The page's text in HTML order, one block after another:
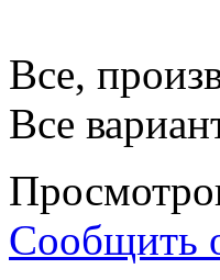
Все,
Все
Сообщить